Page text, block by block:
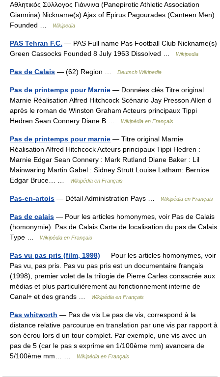
Αθλητικός Σύλλογος Γιάννινα (Panepirotic Athletic Association
Giannina) Nickname(s) Ajax of Epirus Pagourades (Canteen Men)
Founded …
Wikipedia
PAS Tehran F.C. — PAS Full name Pas Football Club Nickname(s)
Green Cassocks Founded 8 July 1963 Dissolved …
Wikipedia
Pas de Calais — (62) Region … Deutsch Wikipedia
Pas de printemps pour Marnie — Données clés Titre original
Marnie Réalisation Alfred Hitchcock Scénario Jay Presson Allen d
après le roman de Winston Graham Acteurs principaux Tippi
Hedren Sean Connery Diane B …
Wikipédia en Français
Pas de printemps pour marnie — Titre original Marnie
Réalisation Alfred Hitchcock Acteurs principaux Tippi Hedren :
Marnie Edgar Sean Connery : Mark Rutland Diane Baker : Lil
Mainwaring Martin Gabel : Sidney Strutt Louise Latham: Bernice
Edgar Bruce… …
Wikipédia en Français
Pas-en-artois — Détail Administration Pays … Wikipédia en Français
Pas de calais — Pour les articles homonymes, voir Pas de Calais
(homonymie). Pas de Calais Carte de localisation du pas de Calais
Type …
Wikipédia en Français
Pas vu pas pris (film, 1998) — Pour les articles homonymes, voir
Pas vu, pas pris. Pas vu pas pris est un documentaire français
(1998), premier volet de la trilogie de Pierre Carles consacrée aux
médias et plus particulièrement au fonctionnement interne de
Canal+ et des grands …
Wikipédia en Français
Pas whitworth — Pas de vis Le pas de vis, correspond à la
distance relative parcourue en translation par une vis par rapport à
son écrou lors d un tour complet. Par exemple, une vis avec un
pas de 5 (car le pas s exprime en 1/100ème mm) avancera de
5/100ème mm… …
Wikipédia en Français